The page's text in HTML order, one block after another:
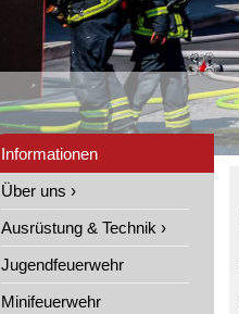
Informationen
Über uns ›
Ausrüstung & Technik ›
Jugendfeuerwehr
Minifeuerwehr